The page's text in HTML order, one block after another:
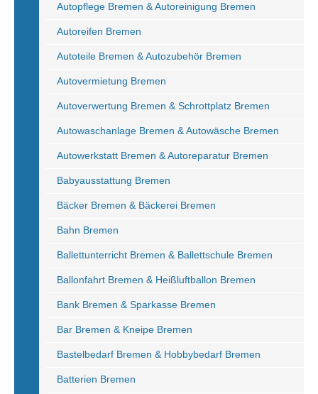
Autopflege Bremen & Autoreinigung Bremen
Autoreifen Bremen
Autoteile Bremen & Autozubehör Bremen
Autovermietung Bremen
Autoverwertung Bremen & Schrottplatz Bremen
Autowaschanlage Bremen & Autowäsche Bremen
Autowerkstatt Bremen & Autoreparatur Bremen
Babyausstattung Bremen
Bäcker Bremen & Bäckerei Bremen
Bahn Bremen
Ballettunterricht Bremen & Ballettschule Bremen
Ballonfahrt Bremen & Heißluftballon Bremen
Bank Bremen & Sparkasse Bremen
Bar Bremen & Kneipe Bremen
Bastelbedarf Bremen & Hobbybedarf Bremen
Batterien Bremen